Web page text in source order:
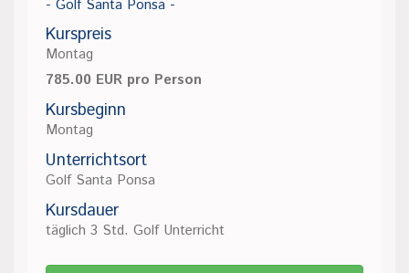
- Golf Santa Ponsa -
Kurspreis
Montag
785.00 EUR pro Person
Kursbeginn
Montag
Unterrichtsort
Golf Santa Ponsa
Kursdauer
täglich 3 Std. Golf Unterricht